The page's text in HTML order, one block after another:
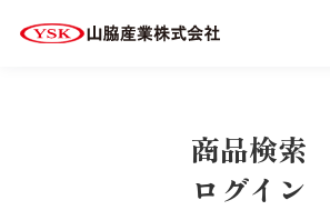
HOME 商品検索ログイン
商品検索
ログイン